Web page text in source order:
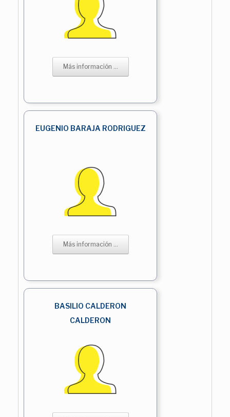
Más información ...
EUGENIO BARAJA RODRIGUEZ
Más información ...
BASILIO CALDERON
CALDERON